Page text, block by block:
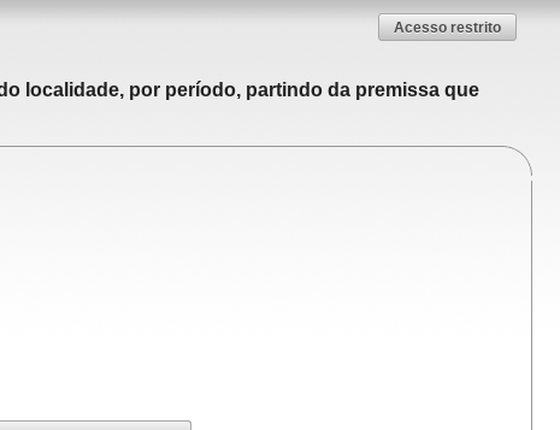
Acesso restrito
localidade, por período, partindo da premissa que